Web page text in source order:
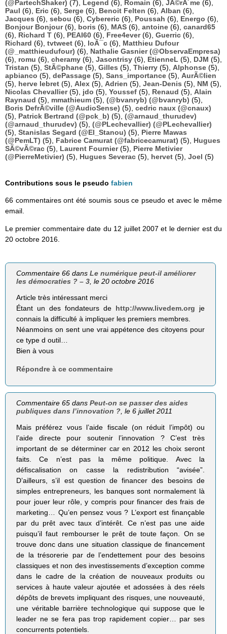
(@PartechShaker) (7), Legend (6), Romain (6), JÃ©rÃ´me (6),
Paul (6), Eric (6), Serge (6), Benoit Felten (6), Alban (6),
Jacques (6), sebou (6), Cybereric (6), Poussah (6), Energo (6),
Bonjour Bonjour(6), boris (6), MAS (6), antoine (6), canard65
(6), Richard T (6), PEAI60 (6), Free4ever(6), Guerric (6),
Richard (6), tvtweet (6), loÃ¯c (6), Matthieu Dufour
(@_matthieudufour) (6), Nathalie Gasnier (@ObservaEmpresa)
(6), romu (6), cheramy (6), Jasontrisy (6), EtienneL (5), DJM (5),
Tristan (5), StÃ©phane (5), Gilles (5), Thierry (5), Alphonse (5),
apbianco (5), dePassage (5), Sans_importance (5), AurÃ©lien
(5), herve lebret (5), Alex (5), Adrien (5), Jean-Denis (5), NM (5),
Nicolas Chevallier(5), jdo (5), Youssef (5), Renaud (5), Alain
Raynaud (5), mmathieum (5), (@bvanryb) (@bvanryb) (5),
Boris DefrÃ©ville (@AudioSense) (5), cedric naux (@cnaux)
(5), Patrick Bertrand (@pck_b) (5), (@arnaud_thurudev)
(@arnaud_thurudev) (5), (@PLechevallier) (@PLechevallier)
(5), Stanislas Segard (@El_Stanou) (5), Pierre Mawas
(@PemLT) (5), Fabrice Camurat (@fabricecamurat) (5), Hugues
SÃ©vÃ©rac (5), Laurent Fournier(5), Pierre Metivier
(@PierreMetivier) (5), Hugues Severac (5), hervet (5), Joel (5)
Contributions sous le pseudo fabien
66 commentaires ont été soumis sous ce pseudo et avec le même
email.
Le premier commentaire date du 12 juillet 2007 et le dernier est du
20 octobre 2016.
Commentaire 66 dansLe numérique peut-il améliorer
les démocraties ? – 3, le 20 octobre 2016
Article très intéressant merci
Étant un des fondateurs de http://www.livedem.org je
connais la difficulté à impliquer les premiers membres.
Néanmoins on sent une vrai appétence des citoyens pour
ce type d outil…
Bien à vous
Répondre à ce commentaire
Commentaire 65 dansPeut-on se passer des aides
publiques dans l’innovation ? , le 6 juillet 2011
Mais préférez vous l’aide fiscale (on réduit l’impôt) ou
l’aide directe pour soutenir l’innovation ? C’est très
important de se déterminer car en 2012 les choix seront
faits. Ce n’est pas la même politique. Avec la
défiscalisation on casse la redistribution “avisée”.
D’ailleurs, s’il est question de financer des besoins de
simples entrepreneurs, les banques sont normalement là
pour jouer leur rôle, y compris pour financer des frais de
marketing… Qu’en pensez vous ? L’export est finançable
par du prêt avec taux d’intérêt. Ce n’est pas une aide
puisqu’il faut rembourser le prêt de toute façon. On se
trouve donc dans une situation classique de financement
de la trésorerie par de l’endettement pour des besoins
classiques et non des investissements d’exception comme
dans le cadre de la création de nouveaux produits ou
services à haute valeur ajoutée et adossées à des réels
dépôts de brevets impliquant des risques, une nouveauté,
une véritable barrière technologique qui suppose que le
leader ne se fera pas trop rapidement copier… par ses
concurrents potentiels.